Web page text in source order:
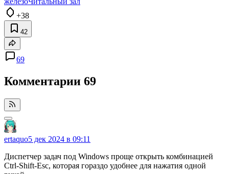
+38
42
69
Комментарии 69
ertaquo5 дек 2024 в 09:11
Диспетчер задач под Windows проще открыть комбинацией
Ctrl-Shift-Esc, которая гораздо удобнее для нажатия одной